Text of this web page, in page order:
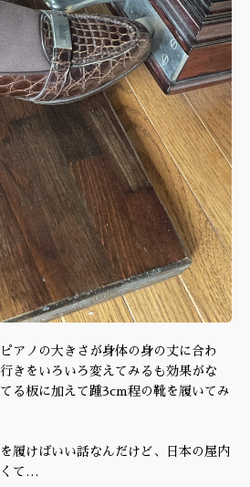
アノの大きさが身体の身の丈に合わ
きをいろいろ変えてみるも効果がな
る板に加えて踵3cm程の靴を履いてみ
履けばいい話なんだけど、日本の屋内
くて…